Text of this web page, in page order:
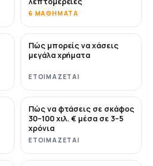
6 ΜΑΘΉΜΑΤΑ
ΣΎΝΤΟΜΑ
Πώς μπορείς να χάσεις
μεγάλα χρήματα
ΕΤΟΙΜΆΖΕΤΑΙ
ΝΈΟ
Πώς να φτάσεις σε σκάφος
30–100 χιλ. € μέσα σε 3–5
χρόνια
ΕΤΟΙΜΆΖΕΤΑΙ